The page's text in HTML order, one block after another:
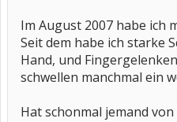
Im August 2007 habe ich
Seit dem habe ich starke
Hand, und
schwellen manchmal ein
Hat schonmal jemand von